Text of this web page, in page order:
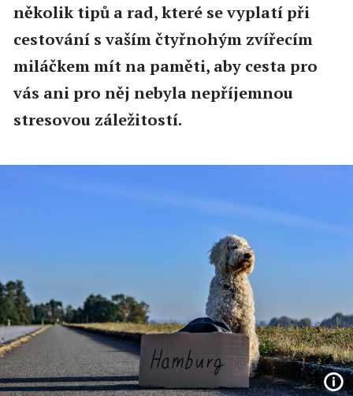
několik tipů a rad, které se vyplatí při
cestování s vaším čtyřnohým zvířecím
miláčkem mít na paměti, aby cesta pro
vás ani pro něj nebyla nepříjemnou
stresovou záležitostí.